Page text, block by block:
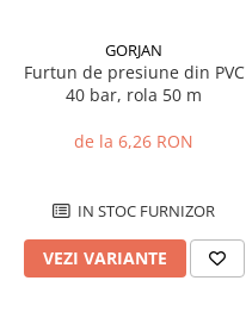
Accesorii utilaje de gradina
Articole de bucatarie
Aparate de vidat
Masini de framantat aluat
Masini de taitei
Masini de tocat carne
GORJAN
Furtun de presiune din PVC
40 bar, rola 50 m
de la 6,26 RON
IN STOC FURNIZOR
VEZI VARIANTE